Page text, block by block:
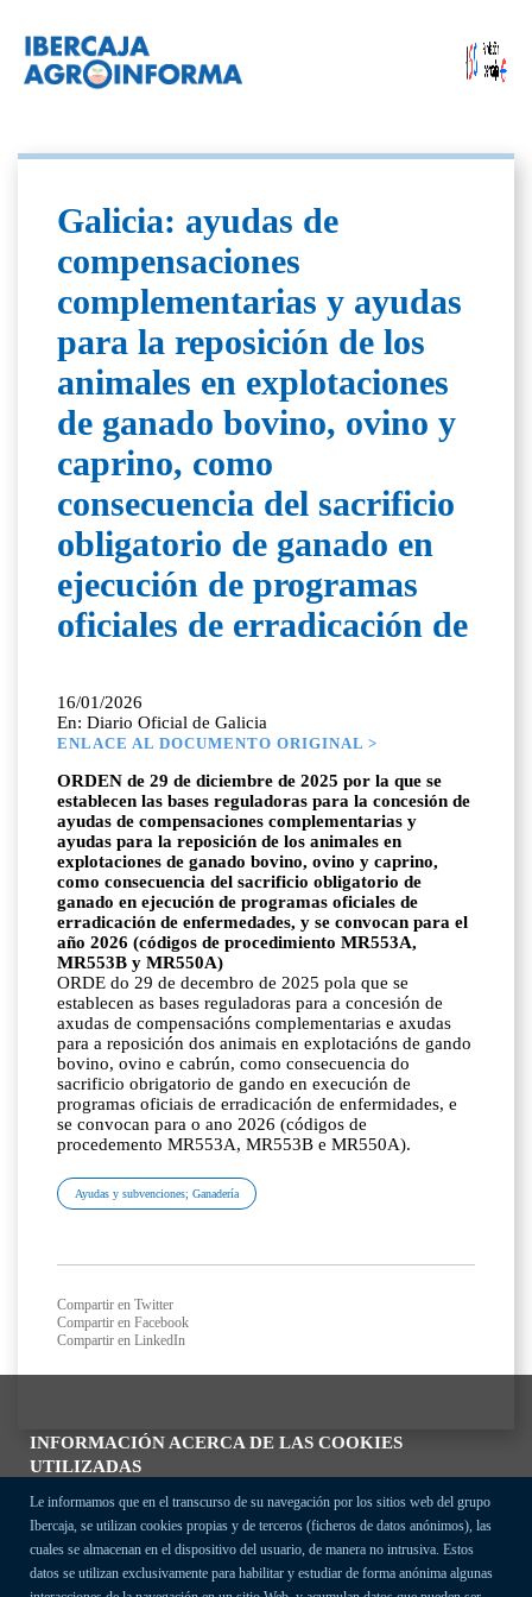
INFORMACIÓN ACERCA DE LAS COOKIES
UTILIZADAS
Le informamos que en el transcurso de su navegación por los sitios web del grupo
Ibercaja, se utilizan cookies propias y de terceros (ficheros de datos anónimos), las
cuales se almacenan en el dispositivo del usuario, de manera no intrusiva. Estos
datos se utilizan exclusivamente para habilitar y estudiar de forma anónima algunas
Galicia: ayudas de
compensaciones
complementarias y ayudas
para la reposición de los
animales en explotaciones
de ganado bovino, ovino y
caprino, como
consecuencia del sacrificio
obligatorio de ganado en
ejecución de programas
oficiales de erradicación de
16/01/2026
En: Diario Oficial de Galicia
ENLACE AL DOCUMENTO ORIGINAL >
ORDEN de 29 de diciembre de 2025 por la que se
establecen las bases reguladoras para la concesión de
ayudas de compensaciones complementarias y
ayudas para la reposición de los animales en
explotaciones de ganado bovino, ovino y caprino,
como consecuencia del sacrificio obligatorio de
ganado en ejecución de programas oficiales de
erradicación de enfermedades, y se convocan para el
año 2026 (códigos de procedimiento MR553A,
MR553B y MR550A)
ORDE do 29 de decembro de 2025 pola que se
establecen as bases reguladoras para a concesión de
axudas de compensacións complementarias e axudas
para a reposición dos animais en explotacións de gando
bovino, ovino e cabrún, como consecuencia do
sacrificio obrigatorio de gando en execución de
programas oficiais de erradicación de enfermidades, e
se convocan para o ano 2026 (códigos de
procedemento MR553A, MR553B e MR550A).
Ayudas y subvenciones; Ganadería
Compartir en Twitter
Compartir en Facebook
Compartir en LinkedIn